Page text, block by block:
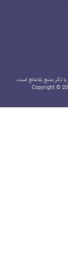
ذکر منبع بلامانع است.
Copyright ©